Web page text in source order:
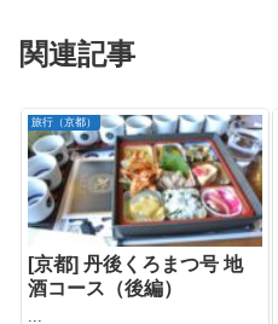
関連記事
旅行（京都）
[京都] 丹後くろまつ号 地
酒コース（後編）